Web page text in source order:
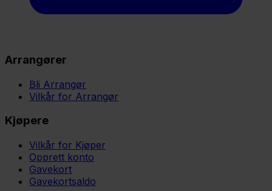
Arrangører
Bli Arrangør
Vilkår for Arrangør
Kjøpere
Vilkår for Kjøper
Opprett konto
Gavekort
Gavekortsaldo